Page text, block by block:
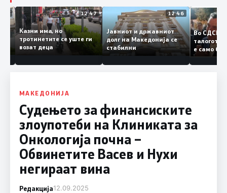
12:50
и
12:47
Казни има, но
тротинетите се уште ги
возат деца
12:46
Јавниот и државниот
долг на Македонија се
стабилни
Во
е само
копија
Заев
МАКЕДОНИЈА
Судењето за финансиските
злоупотеби на Клиниката за
Онкологија почна –
Обвинетите Васев и Нухи
негираат вина
Редакција12.09.2025